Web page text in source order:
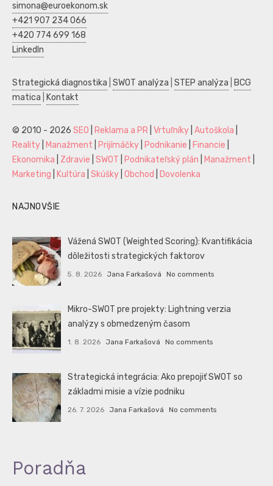
simona@euroekonom.sk
+421 907 234 066
+420 774 699 168
LinkedIn
Strategická diagnostika SWOT analýza STEP analýza
BCG
matica
Kontakt
© 2010 - 2026 SEO Reklama a PR Vrtuľníky Autoškola
Reality
Manažment Prijímáčky Podnikanie Financie
Ekonomika
Zdravie SWOT Podnikateľský plán Manažment
Marketing
Kultúra Skúšky Obchod Dovolenka
NAJNOVŠIE
Vážená SWOT (Weighted Scoring): Kvantifikácia
dôležitosti strategických faktorov
5. 8. 2026 Jana Farkašová No comments
Mikro-SWOT pre projekty: Lightning verzia
analýzy s obmedzeným časom
1. 8. 2026 Jana Farkašová No comments
Strategická integrácia: Ako prepojiť SWOT so
základmi misie a vízie podniku
26. 7. 2026 Jana Farkašová No comments
Poradňa